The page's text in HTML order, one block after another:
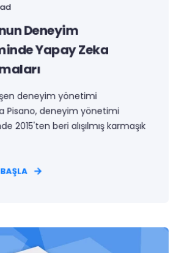
Deneyim
Yapay Zeka
deneyim yönetimi
Pisano, deneyim yönetimi
2015'ten beri alışılmış karmaşık